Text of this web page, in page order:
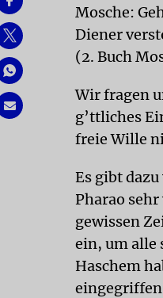
Mosche:
Diener
(2. Buch
Wir fragen
g’ttliches
freie Wille
Es gibt
Pharao
gewissen
ein, um alle
Haschem